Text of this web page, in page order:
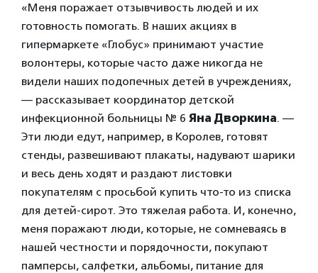
«Меня поражает отзывчивость людей и их
готовность помогать. В наших акциях в
гипермаркете «Глобус» принимают участие
волонтеры, которые часто даже никогда не
видели наших подопечных детей в учреждениях,
— рассказывает координатор детской
инфекционной больницы № 6 Яна Дворкина. —
Эти люди едут, например, в Королев, готовят
стенды, развешивают плакаты, надувают шарики
и весь день ходят и раздают листовки
покупателям с просьбой купить что-то из списка
для детей-сирот. Это тяжелая работа. И, конечно,
меня поражают люди, которые, не сомневаясь в
нашей честности и порядочности, покупают
памперсы, салфетки, альбомы, питание для